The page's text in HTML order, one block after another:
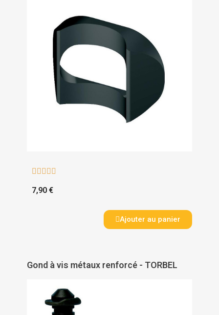
    
7,90 €
Ajouter au panier
Gond à vis métaux renforcé - TORBEL